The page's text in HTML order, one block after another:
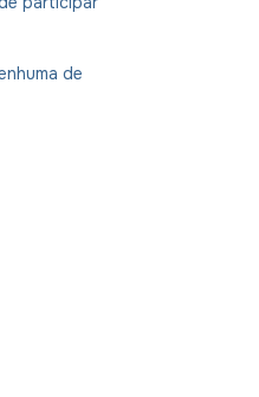
de